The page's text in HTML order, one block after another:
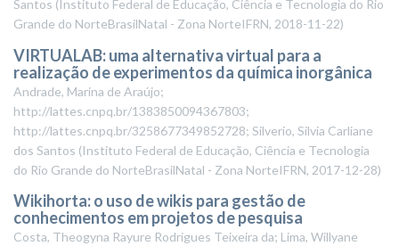
Santos (Instituto Federal de Educação, Ciência e Tecnologia do Rio
Grande do NorteBrasilNatal - Zona NorteIFRN, 2018-11-22)
VIRTUALAB: uma alternativa virtual para a
realização de experimentos da química inorgânica
Andrade, Marina de Araújo;
http://lattes.cnpq.br/1383850094367803;
http://lattes.cnpq.br/3258677349852728; Silverio, Silvia Carliane
dos Santos (Instituto Federal de Educação, Ciência e Tecnologia
do Rio Grande do NorteBrasilNatal - Zona NorteIFRN, 2017-12-28)
Wikihorta: o uso de wikis para gestão de
conhecimentos em projetos de pesquisa
Costa, Theogyna Rayure Rodrigues Teixeira da; Lima, Willyane